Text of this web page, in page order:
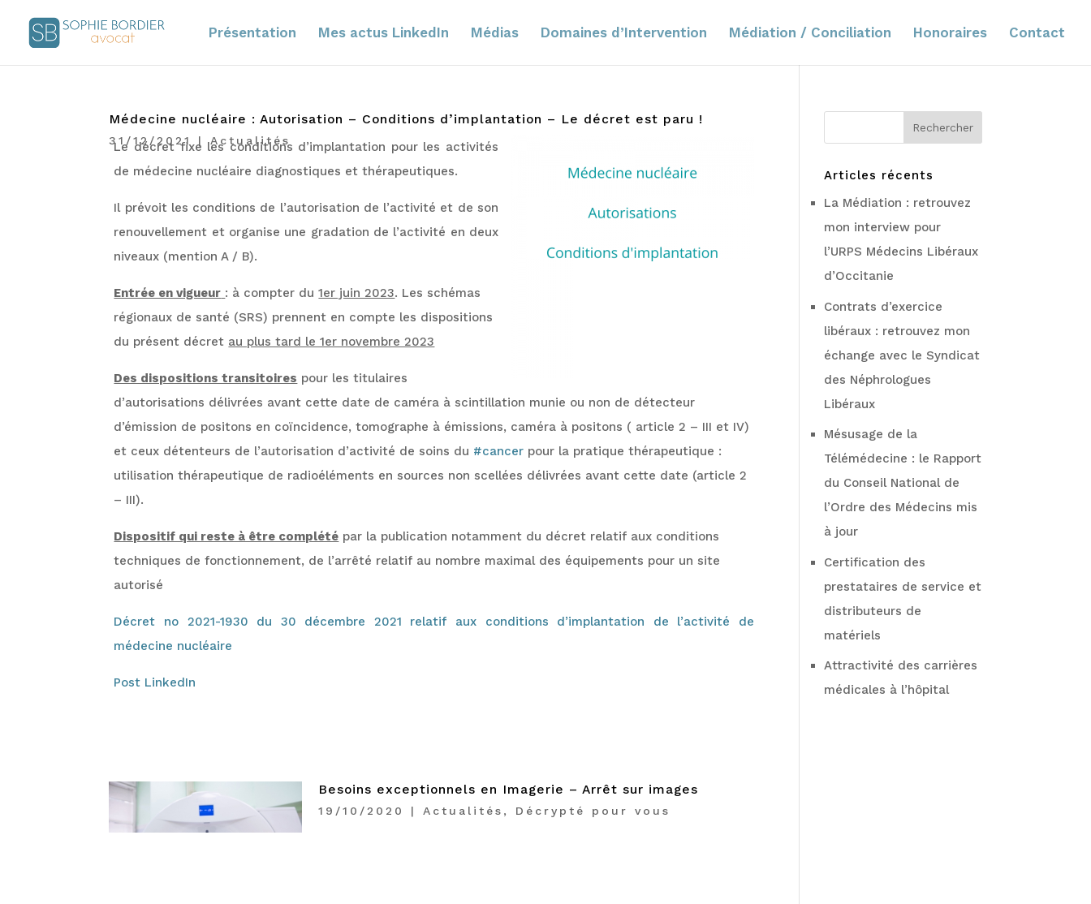
Présentation Mes actus LinkedIn Médias Domaines d’Intervention Médiation / Conciliation Honoraires Contact
Médecine nucléaire : Autorisation – Conditions d’implantation – Le décret est paru !
31/12/2021 |Actualités
Le décret fixe les conditions d’implantation pour les activités
de médecine nucléaire diagnostiques et thérapeutiques.
Il prévoit les conditions de l’autorisation de l’activité et de son
renouvellement et organise une gradation de l’activité en deux
niveaux (mention A / B).
Entrée en vigueur : à compter du1er juin 2023. Les schémas
régionaux de santé (SRS) prennent en compte les dispositions
du présent décret au plus tard le 1er novembre 2023
Des dispositions transitoires pour les titulaires
d’autorisations délivrées avant cette date de caméra à scintillation munie ou non de détecteur
d’émission de positons en coïncidence, tomographe à émissions, caméra à positons ( article 2 – III et IV)
et ceux détenteurs de l’autorisation d’activité de soins du #cancer pour la pratique thérapeutique :
utilisation thérapeutique de radioéléments en sources non scellées délivrées avant cette date (article 2
– III).
Dispositif qui reste à être complété par la publication notamment du décret relatif aux conditions
techniques de fonctionnement, de l’arrêté relatif au nombre maximal des équipements pour un site
autorisé
Décret no 2021-1930 du 30 décembre 2021 relatif aux conditions d’implantation de l’activité de
médecine nucléaire
Post LinkedIn
Besoins exceptionnels en Imagerie – Arrêt sur images
19/10/2020 | Actualités , Décrypté pour vous
Articles récents
La Médiation : retrouvez
mon interview pour
l’URPS Médecins Libéraux
d’Occitanie
Contrats d’exercice
libéraux : retrouvez mon
échange avec le Syndicat
des Néphrologues
Libéraux
Mésusage de la
Télémédecine : le Rapport
du Conseil National de
l’Ordre des Médecins mis
à jour
Certification des
prestataires de service et
distributeurs de
matériels
Attractivité des carrières
médicales à l’hôpital